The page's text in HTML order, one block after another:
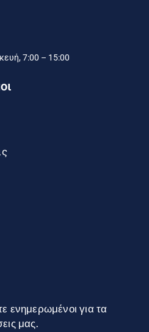
7:00 – 15:00
ενημερωμένοι για τα
μας.